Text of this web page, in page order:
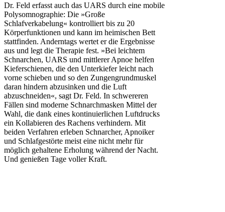
Dr. Feld erfasst auch das UARS durch eine mobile
Polysomnographie: Die »Große
Schlafverkabelung« kontrolliert bis zu 20
Körperfunktionen und kann im heimischen Bett
stattfinden. Anderntags wertet er die Ergebnisse
aus und legt die Therapie fest. »Bei leichtem
Schnarchen, UARS und mittlerer Apnoe helfen
Kieferschienen, die den Unterkiefer leicht nach
vorne schieben und so den Zungengrundmuskel
daran hindern abzusinken und die Luft
abzuschneiden«, sagt Dr. Feld. In schwereren
Fällen sind moderne Schnarchmasken Mittel der
Wahl, die dank eines kontinuierlichen Luftdrucks
ein Kollabieren des Rachens verhindern. Mit
beiden Verfahren erleben Schnarcher, Apnoiker
und Schlafgestörte meist eine nicht mehr für
möglich gehaltene Erholung während der Nacht.
Und genießen Tage voller Kraft.